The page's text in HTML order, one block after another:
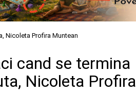
Nicoleta Profira Muntean
cand se termina
Nicoleta Profira